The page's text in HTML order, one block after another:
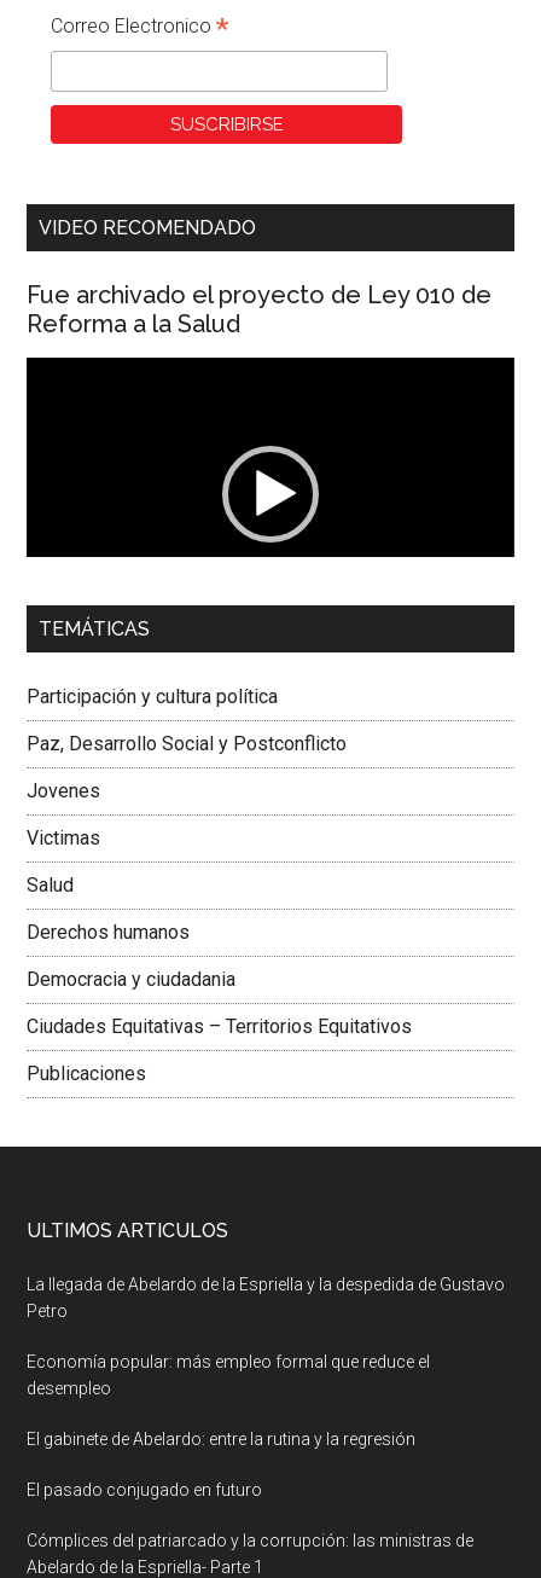
Correo Electronico*
VIDEO RECOMENDADO
Fue archivado el proyecto de Ley 010 de
Reforma a la Salud
00:00 01:04
Dra. Carolina Corcho Mejía,Presidenta Corporación
Colombiana
TEMÁTICAS
Participación y cultura política
Paz, Desarrollo Social y Postconflicto
Jovenes
Victimas
Salud
Derechos humanos
Democracia y ciudadania
Ciudades Equitativas – Territorios Equitativos
Publicaciones
ULTIMOS ARTICULOS
La llegada de Abelardo de la Espriella y la despedida de Gustavo
Petro
Economía popular: más empleo formal que reduce el
desempleo
El gabinete de Abelardo: entre la rutina y la regresión
El pasado conjugado en futuro
Cómplices del patriarcado y la corrupción: las ministras de
Abelardo de la Espriella- Parte 1